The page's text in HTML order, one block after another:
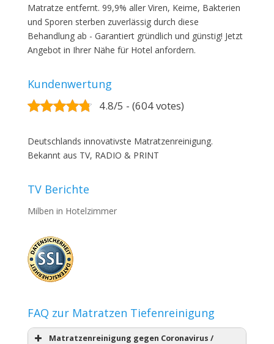
Matratze entfernt. 99,9% aller Viren, Keime, Bakterien
und Sporen sterben zuverlässig durch diese
Behandlung ab - Garantiert gründlich und günstig! Jetzt
Angebot in Ihrer Nähe für Hotel anfordern.
Kundenwertung
4.8/5 - (604 votes)
Deutschlands innovativste Matratzenreinigung.
Bekannt aus TV, RADIO & PRINT
TV Berichte
Milben in Hotelzimmer
FAQ zur Matratzen Tiefenreinigung
Matratzenreinigung gegen Coronavirus /